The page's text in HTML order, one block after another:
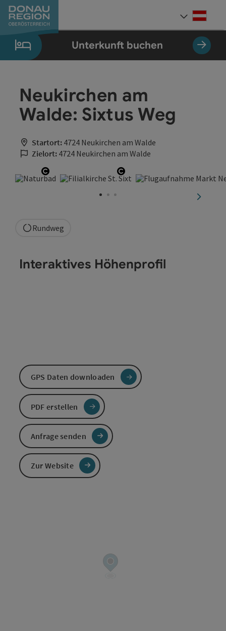
Zum Inhalt
Zur Navigation
Zum Seitenanfang
Zur Kontaktseite
Zum Impressum
Zur Startseite
Unterkunft buchen
Neukirchen am
Walde: Sixtus Weg
Startort: 4724 Neukirchen am Walde
Zielort: 4724 Neukirchen am Walde
Copyright öffnen Copyright öffnen
Rundweg
Interaktives Höhenprofil
GPS Daten downloaden
PDF erstellen
Anfrage senden
Zur Website